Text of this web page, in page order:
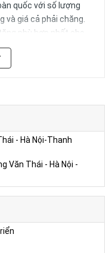
quốc với số lượng
và giá cả phải chăng.
phù hợp nhất cho
vực, ngân sách và
- Hà Nội-Thanh
Văn Thái - Hà Nội -